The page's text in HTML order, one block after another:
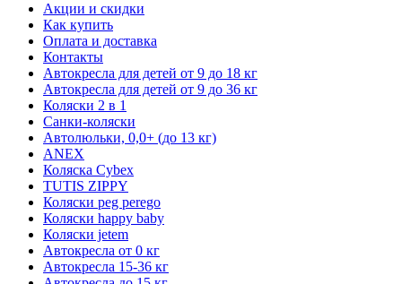
Акции и скидки
Как купить
Оплата и доставка
Контакты
Автокресла для детей от 9 до 18 кг
Автокресла для детей от 9 до 36 кг
Коляски 2 в 1
Санки-коляски
Автолюльки, 0,0+ (до 13 кг)
ANEX
Коляска Cybex
TUTIS ZIPPY
Коляски peg perego
Коляски happy baby
Коляски jetem
Автокресла от 0 кг
Автокресла 15-36 кг